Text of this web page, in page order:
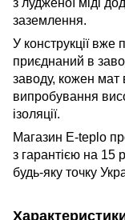
з лудженої міді
заземлення.
У конструкції вже
приєднаний в
заводу, кожен мат
випробування
ізоляції.
Магазин E-teplo
з гарантією на 15
будь-яку точку